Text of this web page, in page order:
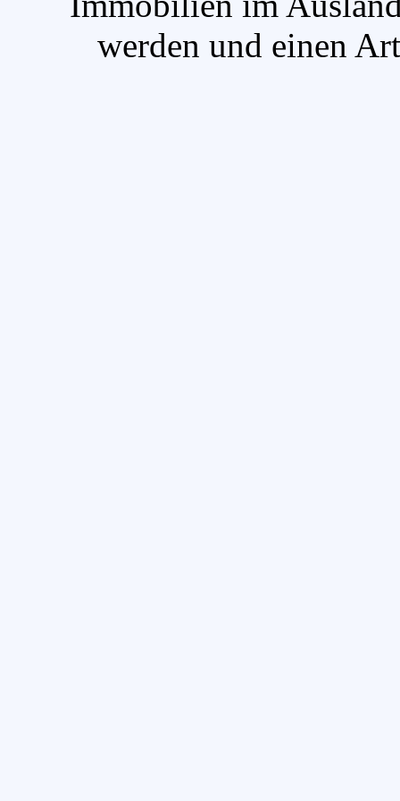
werden und einen